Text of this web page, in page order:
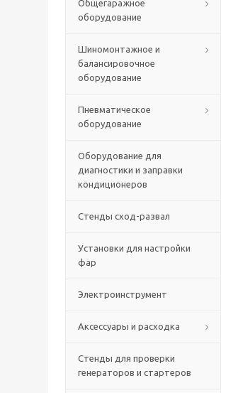
Общегаражное
оборудование
Шиномонтажное и
балансировочное
оборудование
Пневматическое
оборудование
Оборудование для
диагностики и заправки
кондиционеров
Стенды сход-развал
Установки для настройки
фар
Электроинструмент
Аксессуары и расходка
Стенды для проверки
генераторов и стартеров